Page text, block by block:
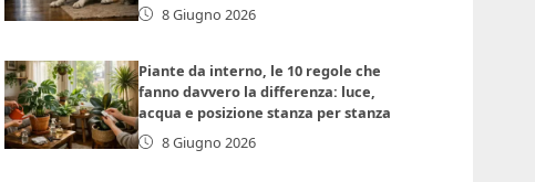
8 Giugno 2026
Piante da interno, le 10 regole che
fanno davvero la differenza: luce,
acqua e posizione stanza per stanza
8 Giugno 2026